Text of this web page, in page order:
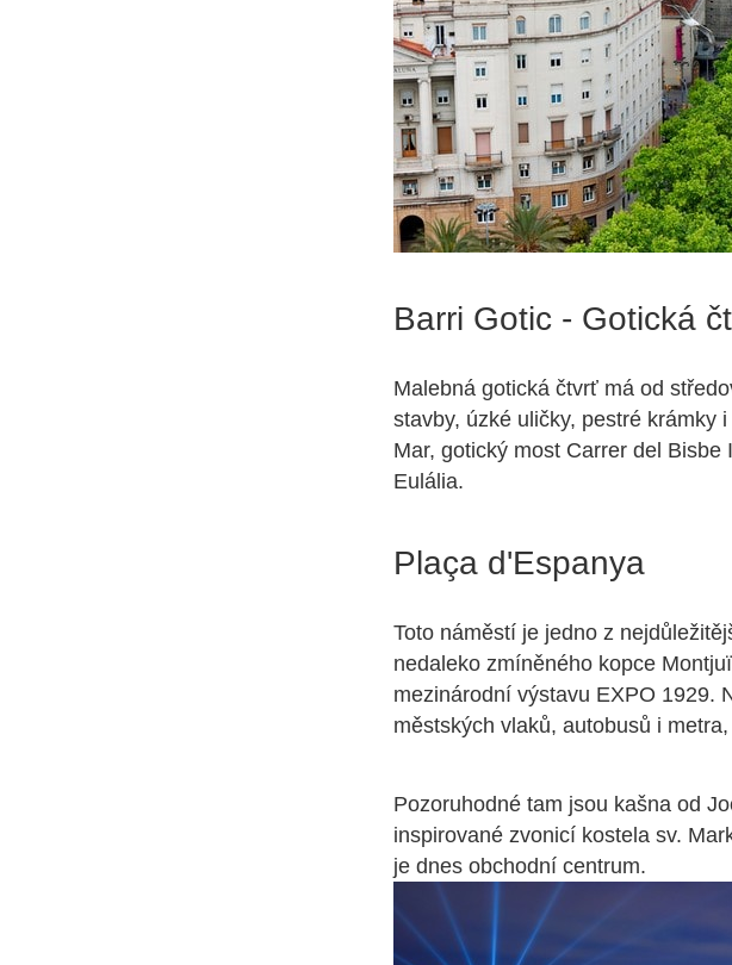
Barri Gotic - Gotická
Malebná gotická čtvrť má od
stavby, úzké uličky, pestré krámky
Mar, gotický most Carrer del
Eulália.
Plaça d'Espanya
Toto náměstí je jedno z
nedaleko zmíněného kopce
mezinárodní výstavu EXPO 1929.
městských vlaků, autobusů i
Pozoruhodné tam jsou kašna od
inspirované zvonicí kostela sv.
je dnes obchodní centrum.